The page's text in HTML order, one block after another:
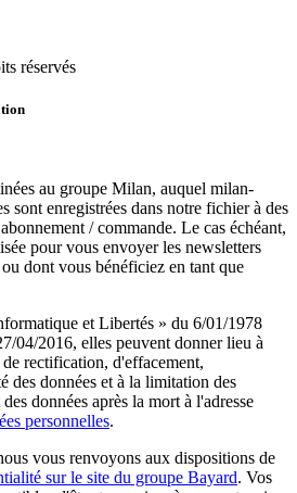
réservés
au groupe Milan, auquel milan-
sont enregistrées dans notre fichier à des
/ commande. Le cas échéant,
pour vous envoyer les newsletters
dont vous bénéficiez en tant que
et Libertés » du 6/01/1978
04/2016, elles peuvent donner lieu à
rectification, d'effacement,
des données et à la limitation des
données après la mort à l'adresse
personnelles.
vous renvoyons aux dispositions de
sur le site du groupe Bayard. Vos